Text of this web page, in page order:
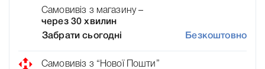
Самовивіз з магазину –
через 30 хвилин
Забрати сьогодні
Безкоштовно
Самовивіз з “Нової Пошти”